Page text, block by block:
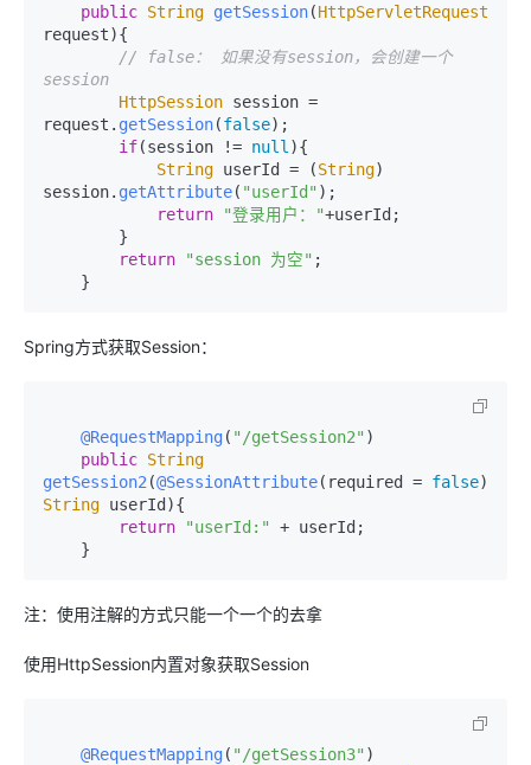
public String getSession(HttpServletRequest
request){
// false： 如果没有session，会创建一个
session
HttpSession session =
request. getSession(false);
if(session != null ){
String userId = (String)
session. getAttribute( "userId" );
return
"登录用户："+userId;
return
"session 为空" ;
Spring方式获取Session：
@RequestMapping ( "/getSession2" )
public String
getSession2 (@SessionAttribute(required = false
String userId ){
return
"userId:"
+ userId;
注：使用注解的方式只能一个一个的去拿
使用HttpSession内置对象获取Session
@RequestMapping ( "/getSession3" )